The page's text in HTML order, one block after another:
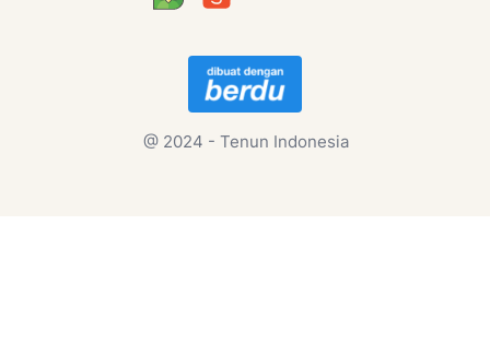
@ 2024 - Tenun Indonesia